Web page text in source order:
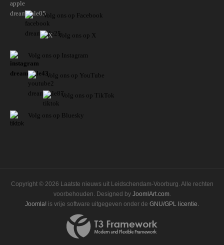
Volg ons op Facebook
Volg ons op X
Volg ons op Instagram
Volg ons op YouTube
Volg ons op TikTok
Volg ons op Bluesky
Copyright © 2026 Laatste nieuws uit Leidschendam-Voorburg. Alle rechten
voorbehouden. Designed by JoomlArt.com.
Joomla! is vrije software uitgegeven onder de GNU/GPL licentie.